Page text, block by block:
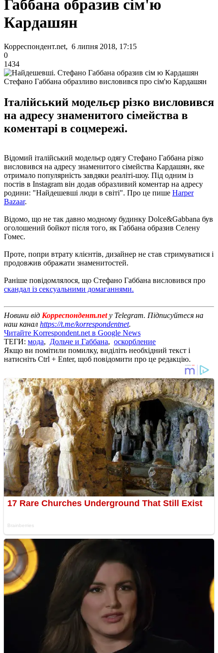
Габбана образив сім'ю
Кардашян
Корреспондент.net, 6 липня 2018, 17:15
0
1434
Стефано Габбана образливо висловився про сім'ю Кардашян
Італійський модельєр різко висловився
на адресу знаменитого сімейства в
коментарі в соцмережі.
Відомий італійський модельєр одягу Стефано Габбана різко
висловився на адресу знаменитого сімейства Кардашян, яке
отримало популярність завдяки реаліті-шоу. Під одним із
постів в Instagram він додав образливий коментар на адресу
родини: "Найдешевші люди в світі". Про це пише Harper
Bazaar.
Відомо, що не так давно модному будинку Dolce&Gabbana був
оголошений бойкот після того, як Габбана образив Селену
Гомес.
Проте, попри втрату клієнтів, дизайнер не став стримуватися і
продовжив ображати знаменитостей.
Раніше повідомлялося, що Стефано Габбана висловився про
скандал із сексуальними домаганнями.
Новини від Корреспондент.netу Telegram. Підписуйтеся на
наш канал https://t.me/korrespondentnet.
Читайте Korrespondent.net в Google News
ТЕГИ: мода, Дольче и Габбана, оскорбление
Якщо ви помітили помилку, виділіть необхідний текст і
натисніть Ctrl + Enter, щоб повідомити про це редакцію.